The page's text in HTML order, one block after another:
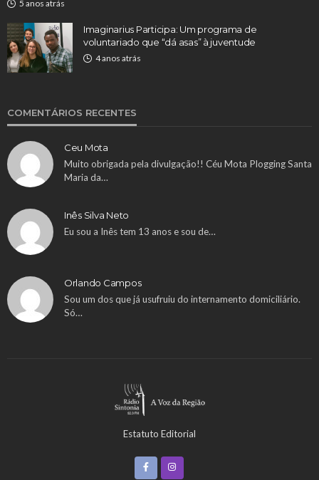
5 anos atrás
Imaginarius Participa: Um programa de
voluntariado que “dá asas” à juventude
4 anos atrás
COMENTÁRIOS RECENTES
Ceu Mota
Muito obrigada pela divulgação!! Céu Mota Plogging Santa
Maria da…
Inês Silva Neto
Eu sou a Inês tem 13 anos e sou de…
Orlando Campos
Sou um dos que já usufruiu do internamento domiciliário.
Só…
Estatuto Editorial